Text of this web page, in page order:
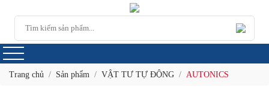
Trang chủ Sản phẩm VẬT TƯ TỰ ĐỘNG AUTONICS